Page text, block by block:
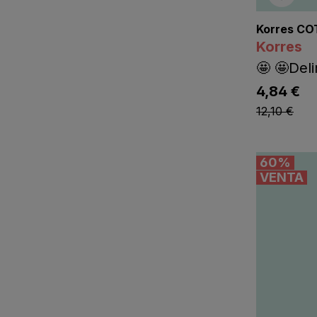
Korres
Korres
🤩
4,84 €
12,10 €
60%
VENTA